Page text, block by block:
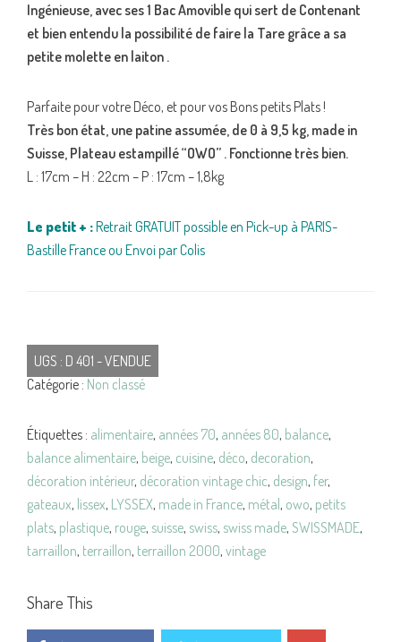
Ingénieuse, avec ses 1 Bac Amovible qui sert de Contenant
et bien entendu la possibilité de faire la Tare grâce a sa
petite molette en laiton .
Parfaite pour votre Déco, et pour vos Bons petits Plats !
Très bon état, une patine assumée, de 0 à 9,5 kg, made in
Suisse, Plateau estampillé “OWO” . Fonctionne très bien.
L : 17cm – H : 22cm – P : 17cm – 1,8kg
Le petit + :Retrait GRATUIT possible en Pick-up à PARIS-
Bastille France ou Envoi par Colis
UGS : D 401 - VENDUE
Catégorie : Non classé
Étiquettes : alimentaire, années 70, années 80, balance,
balance alimentaire, beige, cuisine, déco, decoration,
décoration intérieur, décoration vintage chic, design, fer,
gateaux, lissex, LYSSEX, made in France, métal , owo, petits
plats, plastique, rouge, suisse, swiss, swiss made, SWISSMADE,
tarraillon, terraillon, terraillon 2000, vintage
Share This